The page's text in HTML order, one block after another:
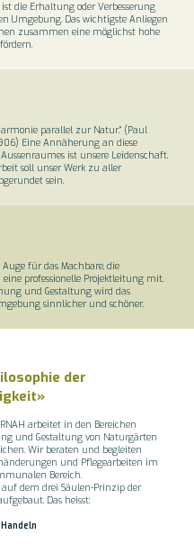
ist die Erhaltung oder Verbesserung
Umgebung. Das wichtigste Anliegen
zusammen eine möglichst hohe
parallel zur Natur.“ (Paul
Eine Annäherung an diese
ist unsere Leidenschaft.
soll unser Werk zu aller
sein.
für das Machbare, die
professionelle Projektleitung mit.
und Gestaltung wird das
sinnlicher und schöner.
der
arbeitet in den Bereichen
und Gestaltung von Naturgärten
Wir beraten und begleiten
und Pflegearbeiten im
Bereich.
auf dem drei Säulen-Prinzip der
Das heisst: